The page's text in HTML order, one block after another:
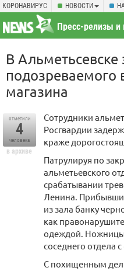
КОРОНАВИРУС НОВОСТИ
Пресс-релизы и
В
подозреваемого
магазина
отметили
4
человека
в архиве
Сотрудники
Росгвардии
краже
Патрулируя по
альметьевского
срабатывании
Ленина.
из зала банку
как
одеждой. Ножницы
соседнего отдела
С похищенным